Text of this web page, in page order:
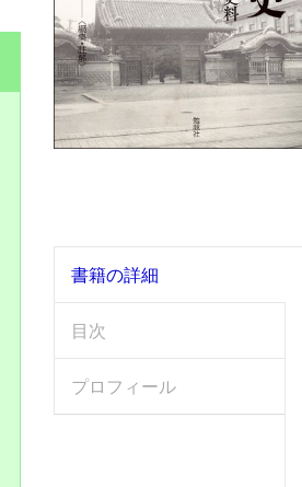
書籍の詳細
目次
プロフィール